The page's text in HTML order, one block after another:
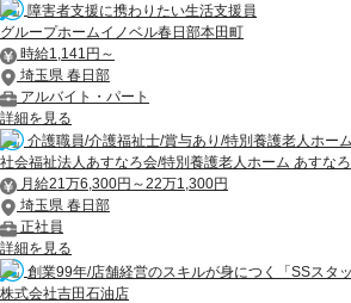
障害者支援に携わりたい生活支援員
グループホームイノベル春日部本田町
時給1,141円～
埼玉県 春日部
アルバイト・パート
詳細を見る
介護職員/介護福祉士/賞与あり/特別養護老人ホー
社会福祉法人あすなろ会/特別養護老人ホーム あすな
月給21万6,300円～22万1,300円
埼玉県 春日部
正社員
詳細を見る
創業99年/店舗経営のスキルが身につく「SSスタッ
株式会社吉田石油店